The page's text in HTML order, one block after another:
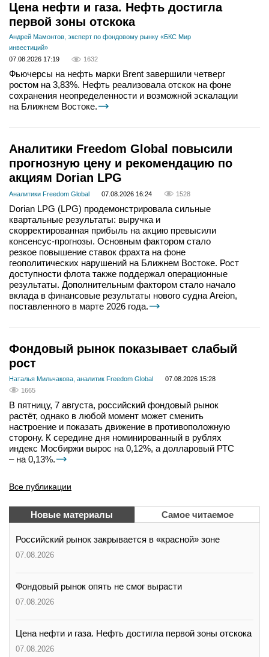
Цена нефти и газа. Нефть достигла
первой зоны отскока
Андрей Мамонтов, эксперт по фондовому рынку «БКС Мир
инвестиций»
07.08.2026 17:19
1632
Фьючерсы на нефть марки Brent завершили четверг
ростом на 3,83%. Нефть реализовала отскок на фоне
сохранения неопределенности и возможной эскалации
на Ближнем Востоке.
Аналитики Freedom Global повысили
прогнозную цену и рекомендацию по
акциям Dorian LPG
Аналитики Freedom Global 07.08.2026 16:24 1528
Dorian LPG (LPG) продемонстрировала сильные
квартальные результаты: выручка и
скорректированная прибыль на акцию превысили
консенсус-прогнозы. Основным фактором стало
резкое повышение ставок фрахта на фоне
геополитических нарушений на Ближнем Востоке. Рост
доступности флота также поддержал операционные
результаты. Дополнительным фактором стало начало
вклада в финансовые результаты нового судна Areion,
поставленного в марте 2026 года.
Фондовый рынок показывает слабый
рост
Наталья Мильчакова, аналитик Freedom Global
07.08.2026 15:28
1665
В пятницу, 7 августа, российский фондовый рынок
растёт, однако в любой момент может сменить
настроение и показать движение в противоположную
сторону. К середине дня номинированный в рублях
индекс Мосбиржи вырос на 0,12%, а долларовый РТС
– на 0,13%.
Все публикации
Новые материалы Самое читаемое
Российский рынок закрывается в «красной» зоне
07.08.2026
Фондовый рынок опять не смог вырасти
07.08.2026
Цена нефти и газа. Нефть достигла первой зоны отскока
07.08.2026